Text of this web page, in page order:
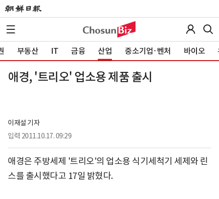
부동산 IT 금융 산업 중소기업·벤처 바이오
애경, '트리오' 업소용 제품 출시
이재설 기자
입력 2011.10.17. 09:29
애경은 주방세제 '트리오'의 업소용 식기세척기 세제와 린
스를 출시했다고 17일 밝혔다.